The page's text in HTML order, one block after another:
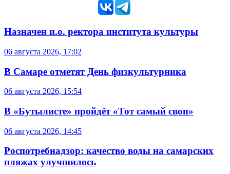
Назначен и.о. ректора института культуры
06 августа 2026, 17:02
В Самаре отметят День физкультурника
06 августа 2026, 15:54
В «Бутылисте» пройдёт «Тот самый своп»
06 августа 2026, 14:45
Роспотребнадзор: качество воды на самарских
пляжах улучшилось